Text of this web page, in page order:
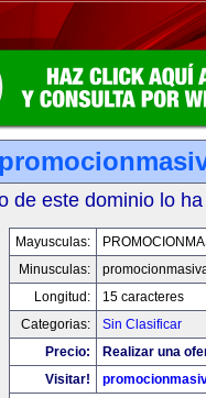
de este dominio lo
Mayusculas:
Minusculas:
Longitud:
15 caracteres
Categorias:
Sin Clasificar
Precio:
Realizar una
Visitar!